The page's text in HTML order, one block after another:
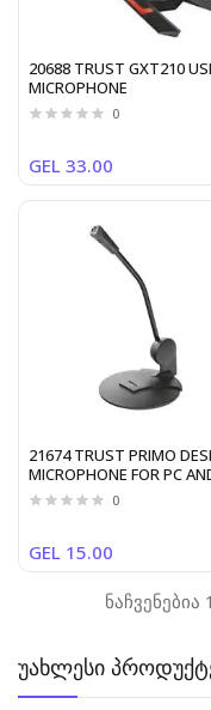
უახლესი
20688 TRUST GXT210
MICROPHONE
0
GEL 33.00
21674 TRUST PRIMO
MICROPHONE FOR PC
LAPTOP
0
GEL 15.00